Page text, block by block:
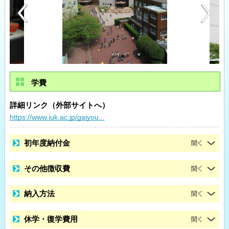
学費
詳細リンク（外部サイトへ）
https://www.iuk.ac.jp/gaiyou...
初年度納付金
その他徴収費
納入方法
休学・復学費用